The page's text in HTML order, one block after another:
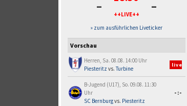
- ++LIVE++ -
» zum ausführlichen Liveticker
Vorschau
Herren, Sa. 08.08. 14:00 Uhr
Piesteritz vs.Turbine
live
B-Jugend (U17), So. 09.08. 11:30
Uhr
SC Bernburgvs. Piesteritz
-:-